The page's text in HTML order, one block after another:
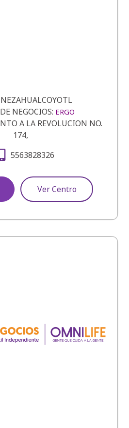
NEGOCIOS: ERGO
A LA REVOLUCION NO.
174,
5563828326
Ver Centro